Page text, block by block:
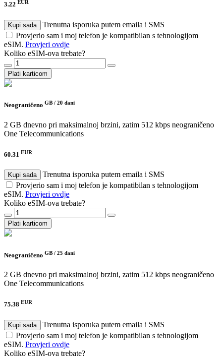
3.22 EUR
Kupi sada
Trenutna isporuka putem emaila i SMS
Provjerio sam i moj telefon je kompatibilan s tehnologijom
eSIM. Provjeri ovdje
Koliko eSIM-ova trebate?
Plati karticom
Neograničeno GB / 20 dani
2 GB dnevno pri maksimalnoj brzini, zatim 512 kbps neograničeno
One Telecommunications
60.31 EUR
Kupi sada
Trenutna isporuka putem emaila i SMS
Provjerio sam i moj telefon je kompatibilan s tehnologijom
eSIM. Provjeri ovdje
Koliko eSIM-ova trebate?
Plati karticom
Neograničeno GB / 25 dani
2 GB dnevno pri maksimalnoj brzini, zatim 512 kbps neograničeno
One Telecommunications
75.38 EUR
Kupi sada
Trenutna isporuka putem emaila i SMS
Provjerio sam i moj telefon je kompatibilan s tehnologijom
eSIM. Provjeri ovdje
Koliko eSIM-ova trebate?